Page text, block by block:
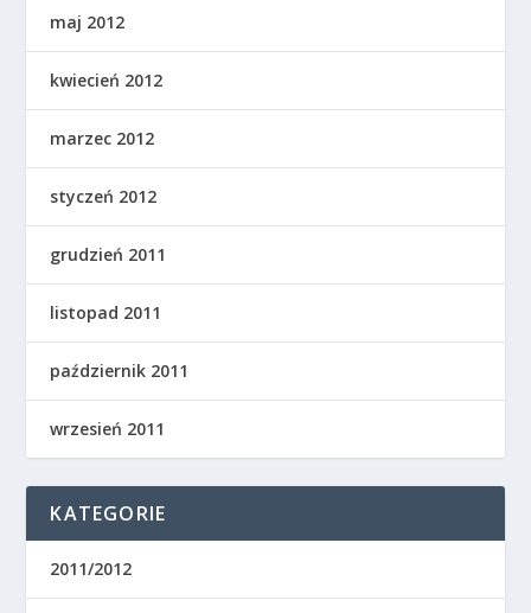
maj 2012
kwiecień 2012
marzec 2012
styczeń 2012
grudzień 2011
listopad 2011
październik 2011
wrzesień 2011
KATEGORIE
2011/2012